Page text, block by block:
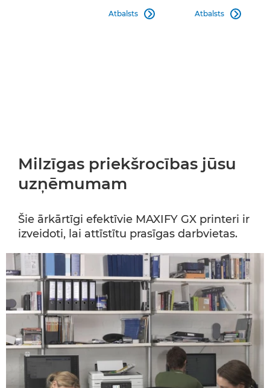
Atbalsts  Atbalsts 
Milzīgas priekšrocības jūsu
uzņēmumam
Šie ārkārtīgi efektīvie MAXIFY GX printeri ir
izveidoti, lai attīstītu prasīgas darbvietas.